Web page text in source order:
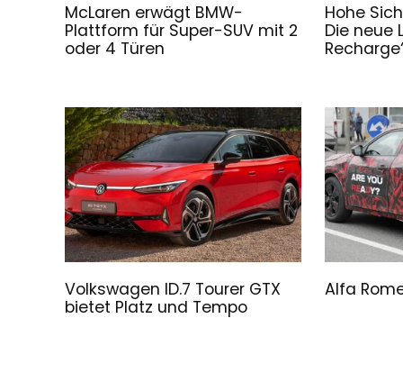
McLaren erwägt BMW-
Plattform für Super-SUV mit 2
oder 4 Türen
Hohe
Die neue
Volkswagen ID.7 Tourer GTX
bietet Platz und Tempo
Alfa